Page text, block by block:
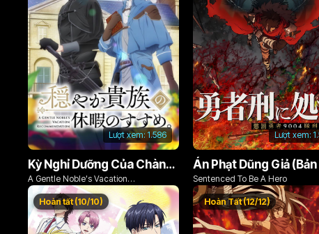
Lượt xem: 1.586
Kỳ Nghỉ Dưỡng Của Chàng Quý Tộc Ôn Hòa (Odayaka Kizoku no Kyuuka no Susume)
A Gentle Noble's Vacation
Recommendation
Lượt xem:
Sentenced To Be A Hero
Hoàn tất (10/10) Hoàn Tất (12/12)